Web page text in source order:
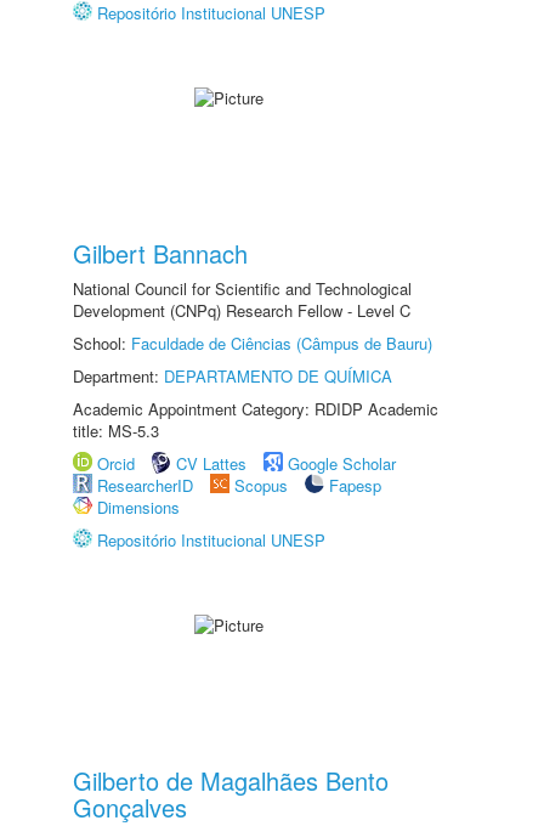
Repositório Institucional UNESP
Gilbert Bannach
National Council for Scientific and Technological
Development (CNPq) Research Fellow - Level C
School: Faculdade de Ciências (Câmpus de Bauru)
Department: DEPARTAMENTO DE QUÍMICA
Academic Appointment Category: RDIDP Academic
title: MS-5.3
Orcid
CV Lattes
Google Scholar
ResearcherID
Scopus
Fapesp
Dimensions
Repositório Institucional UNESP
Gilberto de Magalhães Bento
Gonçalves